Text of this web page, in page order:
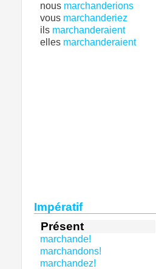
nous marchanderions
vous marchanderiez
ils marchanderaient
elles marchanderaient
Impératif
Présent
marchande!
marchandons!
marchandez!